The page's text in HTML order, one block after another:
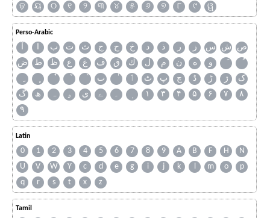
ଢ଼
ୟ ୦ ୧ ୨ ୩ ୪ ୫ ୬ ୭ ୮ ୯ ୱ
Perso-Arabic
آ ا ب ت ث ج ح خ د ذ ر ز س ش ص
ض
ط ظ ع غ ف ق ك ل م ن ه
و
ٮ
ٲ ٹ پ چ ڈ ڑ ژ
ک
گ
ھ ہ ۄ ی ے ۔ ۱ ۳ ۴ ۵ ۶ ۷
۸
۹
Latin
0 1 2 3 4 5 6 7 8 9 A B F H
N
U
V W Y c d e g i j k l m o
p
q
r s t x z
Tamil